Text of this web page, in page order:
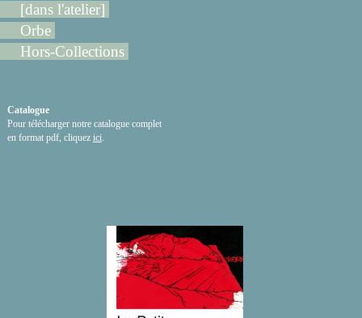
[dans l'atelier]
Orbe
Hors-Collections
Catalogue
Pour télécharger notre catalogue complet
en format pdf, cliquez ici.